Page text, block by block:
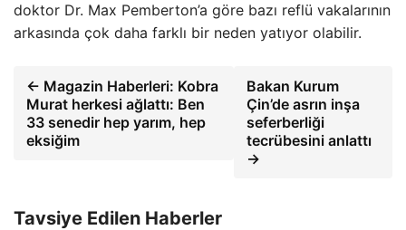
doktor Dr. Max Pemberton’a göre bazı reflü vakalarının
arkasında çok daha farklı bir neden yatıyor olabilir.
← Magazin Haberleri: Kobra
Murat herkesi ağlattı: Ben
33 senedir hep yarım, hep
eksiğim
Bakan Kurum
Çin’de asrın inşa
seferberliği
tecrübesini anlattı
→
Tavsiye Edilen Haberler